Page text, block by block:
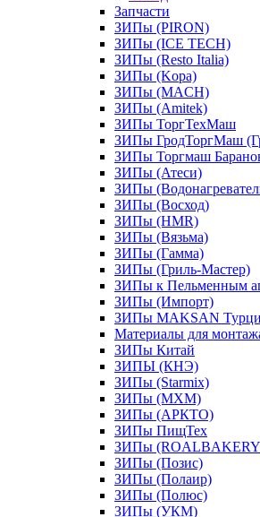
Запчасти
ЗИПы (PIRON)
ЗИПы (ICE TECH)
ЗИПы (Resto Italia)
ЗИПы (Kopa)
ЗИПы (MACH)
ЗИПы (Amitek)
ЗИПы ТоргТехМаш
ЗИПы ГродТоргМаш
ЗИПы Торгмаш
ЗИПы (Атеси)
ЗИПы
ЗИПы (Восход)
ЗИПы (HMR)
ЗИПы (Вязьма)
ЗИПы (Гамма)
ЗИПы (Гриль-Мастер)
ЗИПы к Пельменным
ЗИПы (Импорт)
ЗИПы MAKSAN
Материалы для
ЗИПы Китай
ЗИПЫ (КНЭ)
ЗИПы (Starmix)
ЗИПы (МХМ)
ЗИПы (АРКТО)
ЗИПы ПищТех
ЗИПы
ЗИПы (Позис)
ЗИПы (Полаир)
ЗИПы (Полюс)
ЗИПы (УКМ)